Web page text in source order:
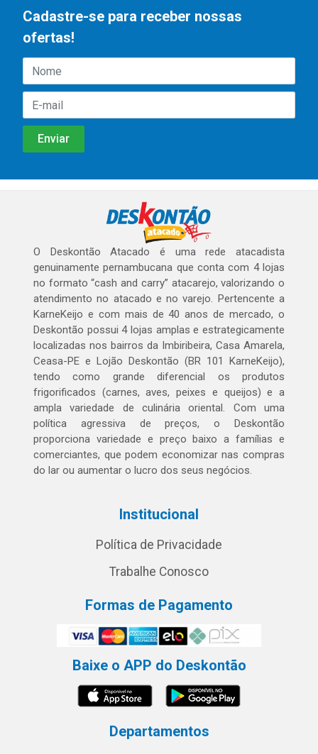
Cadastre-se para receber nossas
ofertas!
O Deskontão Atacado é uma rede atacadista
genuinamente pernambucana que conta com 4 lojas
no formato “cash and carry” atacarejo, valorizando o
atendimento no atacado e no varejo. Pertencente a
KarneKeijo e com mais de 40 anos de mercado, o
Deskontão possui 4 lojas amplas e estrategicamente
localizadas nos bairros da Imbiribeira, Casa Amarela,
Ceasa-PE e Lojão Deskontão (BR 101 KarneKeijo),
tendo como grande diferencial os produtos
frigorificados (carnes, aves, peixes e queijos) e a
ampla variedade de culinária oriental. Com uma
política agressiva de preços, o Deskontão
proporciona variedade e preço baixo a famílias e
comerciantes, que podem economizar nas compras
do lar ou aumentar o lucro dos seus negócios.
Institucional
Política de Privacidade
Trabalhe Conosco
Formas de Pagamento
Baixe o APP do Deskontão
Departamentos